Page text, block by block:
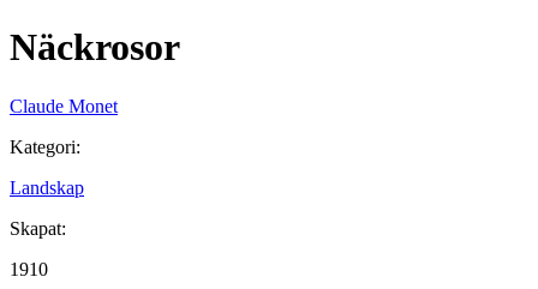
Näckrosor
Claude Monet
Kategori:
Landskap
Skapat:
1910